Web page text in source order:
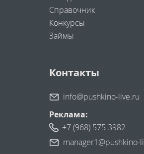
Справочник
Конкурсы
Займы
Контакты
info@pushkino-live.ru
Реклама:
+7 (968) 575 3982
manager1@pushkino-